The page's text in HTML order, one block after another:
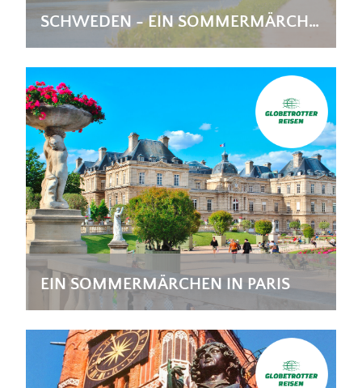
SCHWEDEN - EIN SOMMERMÄRCHEN
EIN SOMMERMÄRCHEN IN PARIS